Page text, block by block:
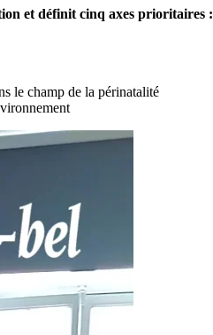
et définit cinq axes prioritaires :
le champ de la périnatalité